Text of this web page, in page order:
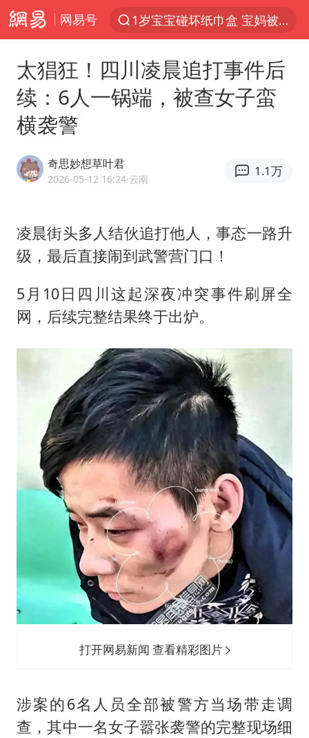
网易号
以“新”破局 首发经济点亮城市消费活力
台风白海豚逼近 暴雨大暴雨来袭
47岁妈妈突然产女 26岁女儿：很震惊
A股开盘：民爆、CPO等概念走强
21楼高空抛物嫌疑人被拘留
日韩股市高开跳水 SK海力士下挫转跌
奋进开新局 实干挑大梁
太猖狂！四川凌晨追打事件后
续：6人一锅端，被查女子蛮
横袭警
奇思妙想草叶君
2026-05-12 16:24·云南
1.1万
凌晨街头多人结伙追打他人，事态一路升
级，最后直接闹到武警营门口！
5月10日四川这起深夜冲突事件刷屏全
网，后续完整结果终于出炉。
打开网易新闻 查看精彩图片
涉案的6名人员全部被警方当场带走调
查，其中一名女子嚣张袭警的完整现场细